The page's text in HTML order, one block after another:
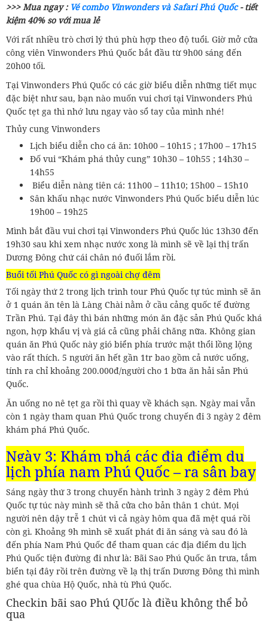
>>> Mua ngay : Vé combo Vinwonders và Safari Phú Quốc- tiết
kiệm 40% so với mua lẻ
Với rất nhiều trò chơi lý thú phù hợp theo độ tuổi. Giờ mở cửa
công viên Vinwonders Phú Quốc bắt đầu từ 9h00 sáng đến
20h00 tối.
Tại Vinwonders Phú Quốc có các giờ biểu diễn những tiết mục
đặc biệt như sau, bạn nào muốn vui chơi tại Vinwonders Phú
Quốc tẹt ga thì nhớ lưu ngay vào sổ tay của mình nhé!
Thủy cung Vinwonders
Lịch biểu diễn cho cá ăn: 10h00 – 10h15 ; 17h00 – 17h15
Đố vui “Khám phá thủy cung” 10h30 – 10h55 ; 14h30 –
14h55
Biểu diễn nàng tiên cá: 11h00 – 11h10; 15h00 – 15h10
Sân khấu nhạc nước Vinwonders Phú Quốc biểu diễn lúc
19h00 – 19h25
Mình bắt đầu vui chơi tại Vinwonders Phú Quốc lúc 13h30 đến
19h30 sau khi xem nhạc nước xong là mình sẽ về lại thị trấn
Dương Đông chứ cái chân nó đuối lắm rồi.
Buổi tối Phú Quốc có gì ngoài chợ đêm
Tối ngày thứ 2 trong lịch trình tour Phú Quốc tự túc mình sẽ ăn
ở 1 quán ăn tên là Làng Chài nằm ở cầu cảng quốc tế đường
Trần Phú. Tại đây thì bán những món ăn đặc sản Phú Quốc khá
ngon, hợp khẩu vị và giá cả cũng phải chăng nữa. Không gian
quán ăn Phú Quốc này gió biển phía trước mặt thổi lồng lộng
vào rất thích. 5 người ăn hết gần 1tr bao gồm cả nước uống,
tính ra chỉ khoảng 200.000đ/người cho 1 bữa ăn hải sản Phú
Quốc.
Ăn uống no nê tẹt ga rồi thì quay về khách sạn. Ngày mai vẫn
còn 1 ngày tham quan Phú Quốc trong chuyến đi 3 ngày 2 đêm
khám phá Phú Quốc.
Ngày 3: Khám phá các địa điểm du
lịch phía nam Phú Quốc – ra sân bay
Sáng ngày thứ 3 trong chuyến hành trình 3 ngày 2 đêm Phú
Quốc tự túc này mình sẽ thả cửa cho bản thân 1 chút. Mọi
người nên dậy trễ 1 chút vì cả ngày hôm qua đã mệt quá rồi
còn gì. Khoảng 9h mình sẽ xuất phát đi ăn sáng và sau đó là
đến phía Nam Phú Quốc để tham quan các địa điểm du lịch
Phú Quốc tiện đường đi như là: Bãi Sao Phú Quốc ăn trưa, tắm
biển tại đây rồi trên đường về lạ thị trấn Dương Đông thì mình
ghé qua chùa Hộ Quốc, nhà tù Phú Quốc.
Checkin bãi sao Phú QUốc là điều không thể bỏ
qua